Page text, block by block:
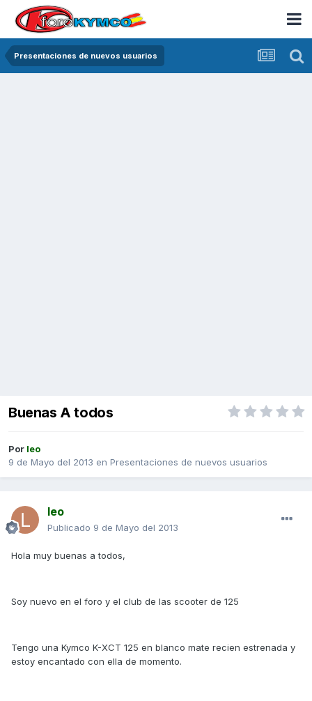
Presentaciones de nuevos usuarios
Buenas A todos
Por leo
9 de Mayo del 2013 en Presentaciones de nuevos usuarios
leo
Publicado 9 de Mayo del 2013
Hola muy buenas a todos,
Soy nuevo en el foro y el club de las scooter de 125
Tengo una Kymco K-XCT 125 en blanco mate recien estrenada y
estoy encantado con ella de momento.